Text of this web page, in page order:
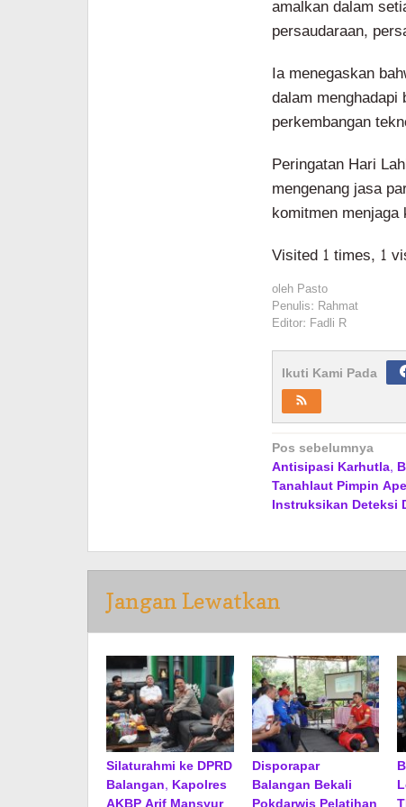
amalkan dalam
persaudaraan,
Ia menegaskan
dalam
perkembangan
Peringatan Hari
mengenang jasa
komitmen
Visited 1 times, 1
oleh Pasto
Penulis: Rahmat
Editor: Fadli R
Ikuti Kami Pada
Navigasi
pos
Pos sebelumnya
Antisipasi Karhutla,
Tanahlaut Pimpin
Instruksikan Deteksi
Jangan Lewatkan
Silaturahmi ke DPRD
Balangan, Kapolres
Disporapar
Balangan Bekali